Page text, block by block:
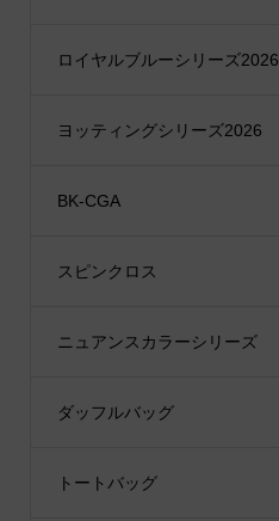
ロイヤルブルーシリーズ2026
ヨッティングシリーズ2026
BK-CGA
スピンクロス
ニュアンスカラーシリーズ
ダッフルバッグ
トートバッグ